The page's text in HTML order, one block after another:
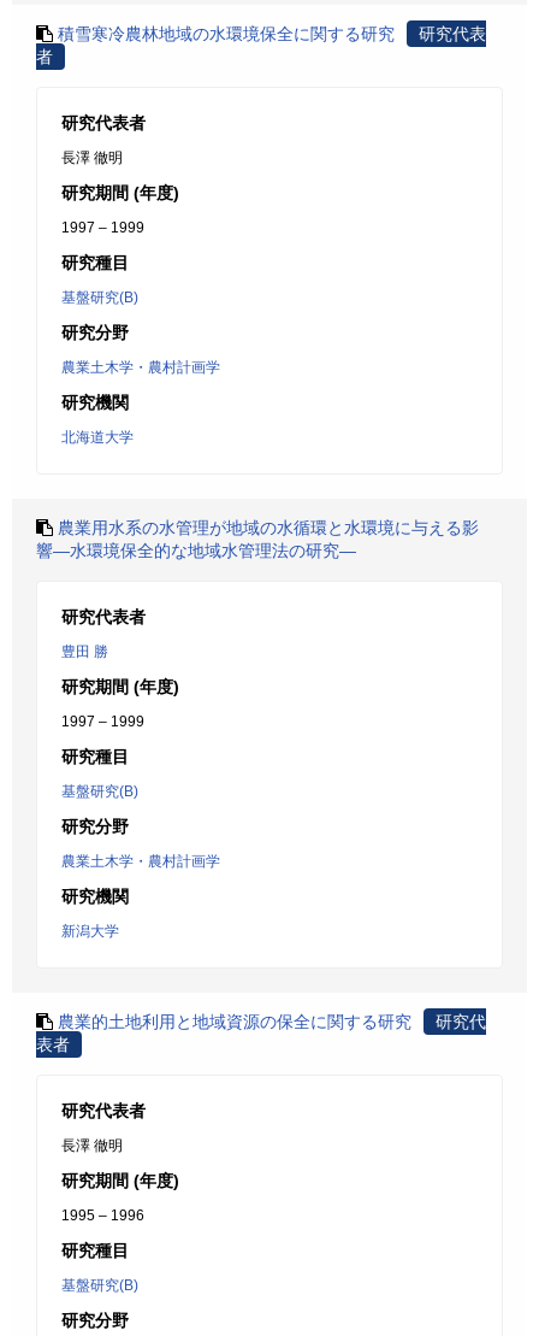
積雪寒冷農林地域の水環境保全に関する研究
研究代表
者
研究代表者
長澤 徹明
研究期間 (年度)
1997 – 1999
研究種目
基盤研究(B)
研究分野
農業土木学・農村計画学
研究機関
北海道大学
農業用水系の水管理が地域の水循環と水環境に与える影
響―水環境保全的な地域水管理法の研究―
研究代表者
豊田 勝
研究期間 (年度)
1997 – 1999
研究種目
基盤研究(B)
研究分野
農業土木学・農村計画学
研究機関
新潟大学
農業的土地利用と地域資源の保全に関する研究
研究代
表者
研究代表者
長澤 徹明
研究期間 (年度)
1995 – 1996
研究種目
基盤研究(B)
研究分野